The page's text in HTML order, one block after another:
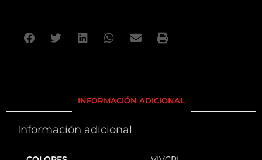
INFORMACIÓN ADICIONAL
Información adicional